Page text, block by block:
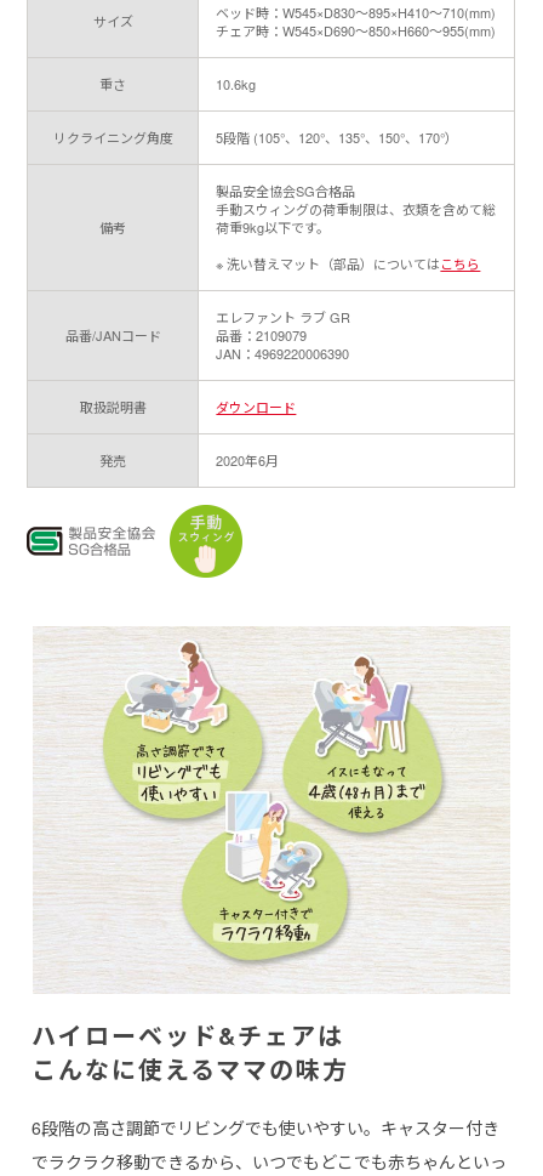
サイズ
ベッド時：W545×D830～895×H410～710(mm)
チェア時：W545×D690～850×H660～955(mm)
重さ 10.6kg
リクライニング角度 5段階 (105°、120°、135°、150°、170°）
備考
製品安全協会SG合格品
手動スウィングの荷重制限は、衣類を含めて総
荷重9kg以下です。
※ 洗い替えマット（部品）についてはこちら
品番/JANコード
エレファント ラブ GR
品番：2109079
JAN：4969220006390
取扱説明書 ダウンロード
発売 2020年6月
ハイローベッド&チェアは
こんなに使えるママの味方
6段階の高さ調節でリビングでも使いやすい。キャスター付き
でラクラク移動できるから、いつでもどこでも赤ちゃんといっ